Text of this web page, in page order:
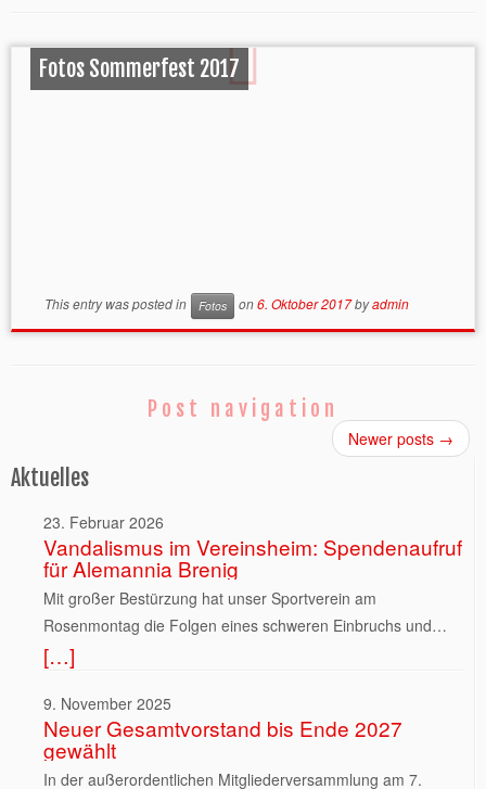
Fotos Sommerfest 2017
This entry was posted in Fotos on6. Oktober 2017byadmin
Post navigation
Newer posts →
Aktuelles
23. Februar 2026
Vandalismus im Vereinsheim: Spendenaufruf
für Alemannia Brenig
Mit großer Bestürzung hat unser Sportverein am
Rosenmontag die Folgen eines schweren Einbruchs und
mutwilligen Vandalismus in seinem Vereinsheim festgestellt.
Entdeckung der Zerstörung wurde umgehend die Polizei
verständigt. Unbekannte Täter brachen sämtliche
Zugangstüren auf und verwüsteten das Gebäude erheblich.
[…]
9. November 2025
Neuer Gesamtvorstand bis Ende 2027
gewählt
In der außerordentlichen Mitgliederversammlung am 7.